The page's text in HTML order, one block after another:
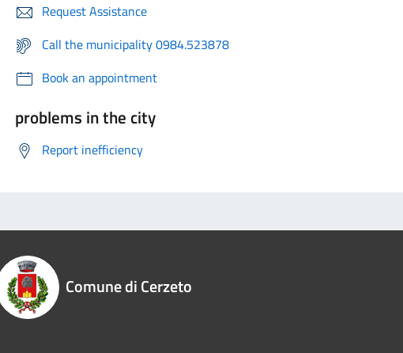
Request Assistance
Call the municipality 0984.523878
Book an appointment
problems in the city
Report inefficiency
Comune di Cerzeto